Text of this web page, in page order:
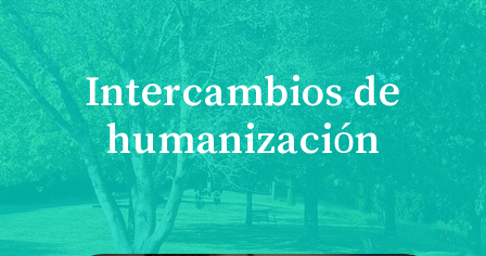
Intercambios de
humanización